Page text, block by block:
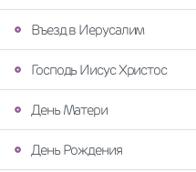
Въезд в Иерусалим
Господь Иисус Христос
День Матери
День Рождения